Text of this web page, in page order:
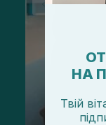
НА
Твій